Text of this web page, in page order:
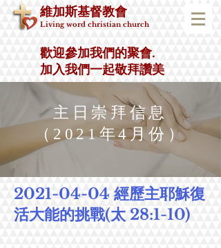
維加斯基督教會
Living word christian church
歡迎參加我們的聚會.
加入我們一起敬拜讚美
主日崇拜信息
​（2021年4月份）
2021-04-04 經歷主耶穌復
活大能的挑戰(太 28:1-10)